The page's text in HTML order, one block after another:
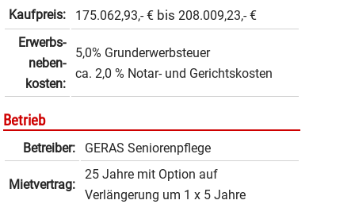
Kaufpreis: 175.062,93,- € bis 208.009,23,- €
Erwerbs­
neben­
kosten:
5,0% Grunderwerbsteuer
ca. 2,0 % Notar- und Gerichtskosten
Betrieb
Betreiber: GERAS Seniorenpflege
Mietvertrag:
25 Jahre mit Option auf
Verlängerung um 1 x 5 Jahre